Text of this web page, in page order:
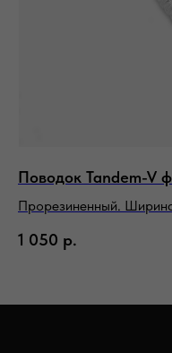
Поводок Tandem-V
Прорезиненный.
1 050 р.